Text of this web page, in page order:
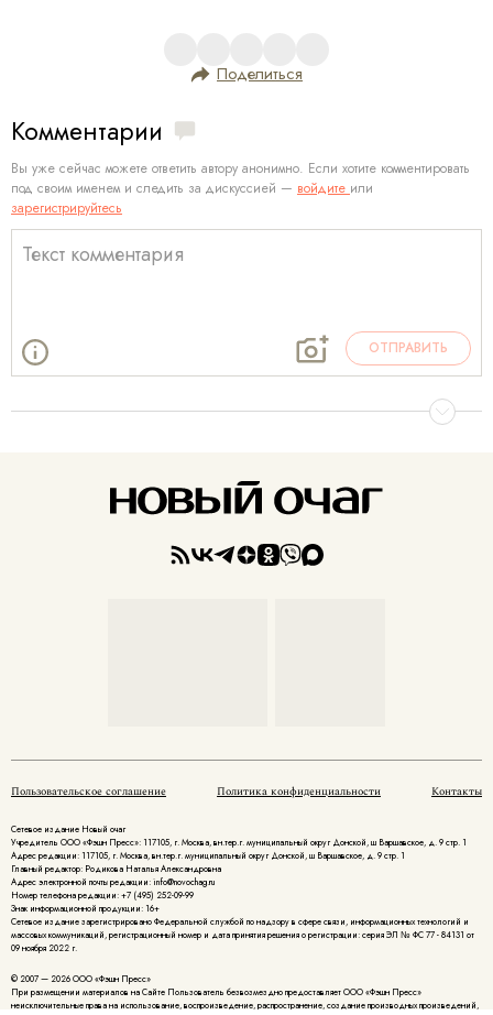
Поделиться
Комментарии
Вы уже сейчас можете ответить автору анонимно. Если хотите комментировать
под своим именем и следить за дискуссией — войдите или
зарегистрируйтесь
ОТПРАВИТЬ
Пользовательское соглашение Политика конфиденциальности Контакты
Сетевое издание Новый очаг
Учредитель ООО «Фэшн Пресс»: 117105, г. Москва, вн.тер.г. муниципальный округ Донской, ш Варшавское, д. 9 стр. 1
Адрес редакции: 117105, г. Москва, вн.тер.г. муниципальный округ Донской, ш Варшавское, д. 9 стр. 1
Главный редактор: Родикова Наталья Александровна
Адрес электронной почты редакции: info@novochag.ru
Номер телефона редакции: +7 (495) 252-09-99
Знак информационной продукции: 16+
Cетевое издание зарегистрировано Федеральной службой по надзору в сфере связи, информационных технологий и
массовых коммуникаций, регистрационный номер и дата принятия решения о регистрации: серия ЭЛ № ФС 77 - 84131 от
09 ноября 2022 г.
© 2007 — 2026 ООО «Фэшн Пресс»
При размещении материалов на Сайте Пользователь безвозмездно предоставляет ООО «Фэшн Пресс»
неисключительные права на использование, воспроизведение, распространение, создание производных произведений,